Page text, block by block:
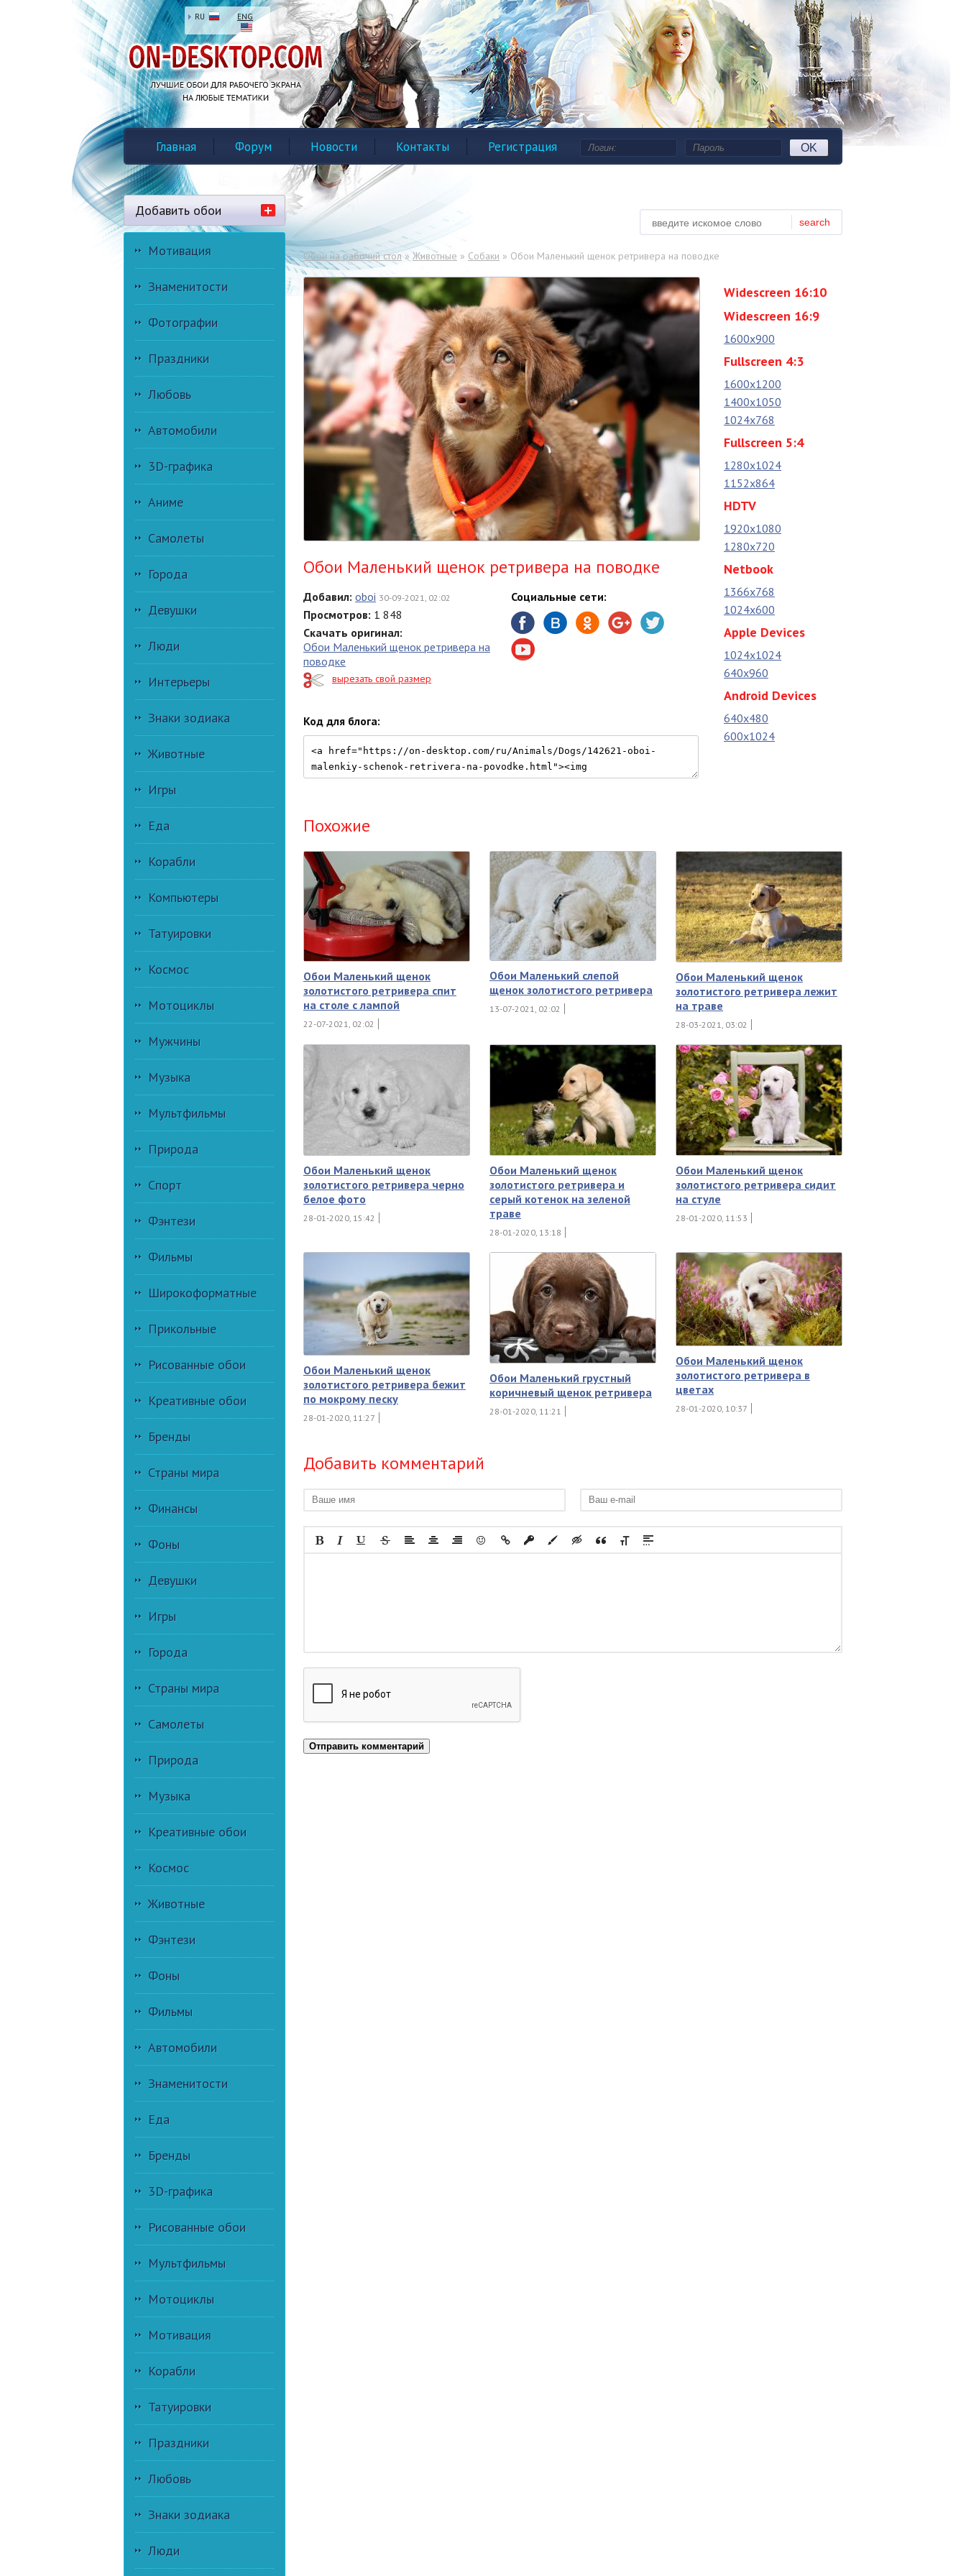
RU ENG
Главная Форум Новости Контакты Регистрация OK
Добавить обои
Мотивация
Знаменитости
Фотографии
Праздники
Любовь
Автомобили
3D-графика
Аниме
Самолеты
Города
Девушки
Люди
Интерьеры
Знаки зодиака
Животные
Игры
Еда
Корабли
Компьютеры
Татуировки
Космос
Мотоциклы
Мужчины
Музыка
Мультфильмы
Природа
Спорт
Фэнтези
Фильмы
Широкоформатные
Прикольные
Рисованные обои
Креативные обои
Бренды
Страны мира
Финансы
Фоны
Девушки
Игры
Города
Страны мира
Самолеты
Природа
Музыка
Креативные обои
Космос
Животные
Фэнтези
Фоны
Фильмы
Автомобили
Знаменитости
Еда
Бренды
3D-графика
Рисованные обои
Мультфильмы
Мотоциклы
Мотивация
Корабли
Татуировки
Праздники
Любовь
Знаки зодиака
Люди
search
Обои на рабочий стол» Животные » Собаки » Обои Маленький щенок ретривера на поводке
Widescreen 16:10
Widescreen 16:9
1600x900
Fullscreen 4:3
1600x1200
1400x1050
1024x768
Fullscreen 5:4
1280x1024
1152x864
HDTV
1920x1080
1280x720
Netbook
1366x768
1024x600
Apple Devices
1024x1024
640x960
Android Devices
640x480
600x1024
Обои Маленький щенок ретривера на поводке
Добавил: oboi 30-09-2021, 02:02
Просмотров: 1 848
Скачать оригинал:
Обои Маленький щенок ретривера на
поводке
вырезать свой размер
Социальные сети:
Код для блога:
Похожие
Обои Маленький щенок
золотистого ретривера спит
на столе с лампой
22-07-2021, 02:02
Обои Маленький слепой
щенок золотистого ретривера
13-07-2021, 02:02
Обои Маленький щенок
золотистого ретривера лежит
на траве
28-03-2021, 03:02
Обои Маленький щенок
золотистого ретривера черно
белое фото
28-01-2020, 15:42
Обои Маленький щенок
золотистого ретривера и
серый котенок на зеленой
траве
28-01-2020, 13:18
Обои Маленький щенок
золотистого ретривера сидит
на стуле
28-01-2020, 11:53
Обои Маленький щенок
золотистого ретривера бежит
по мокрому песку
28-01-2020, 11:27
Обои Маленький грустный
коричневый щенок ретривера
28-01-2020, 11:21
Обои Маленький щенок
золотистого ретривера в
цветах
28-01-2020, 10:37
Добавить комментарий
Отправить комментарий